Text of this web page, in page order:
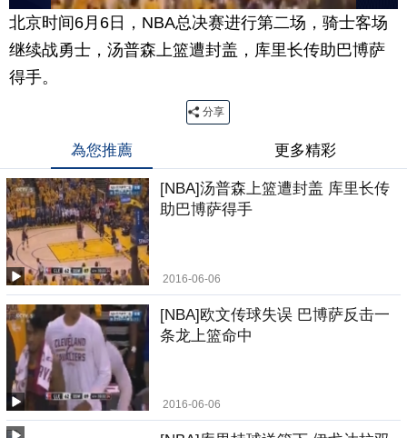
北京时间6月6日，NBA总决赛进行第二场，骑士客场
继续战勇士，汤普森上篮遭封盖，库里长传助巴博萨
得手。
分享
為您推薦 更多精彩
[NBA]汤普森上篮遭封盖 库里长传
助巴博萨得手
2016-06-06
[NBA]欧文传球失误 巴博萨反击一
条龙上篮命中
2016-06-06